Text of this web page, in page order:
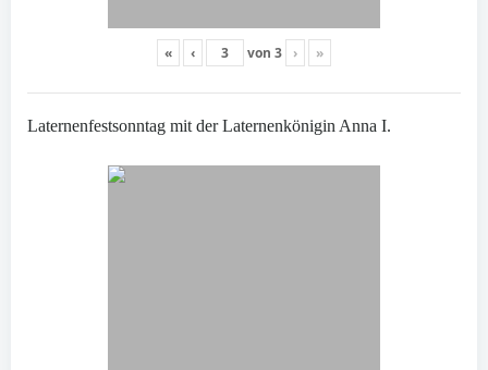
« ‹ von 3 › »
Laternenfestsonntag mit der Laternenkönigin Anna I.